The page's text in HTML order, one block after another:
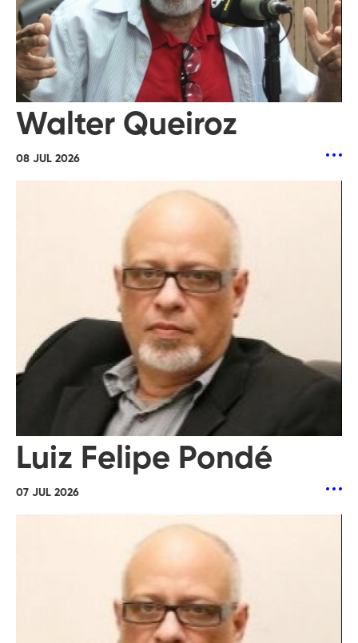
Walter Queiroz
08 JUL 2026
Luiz Felipe Pondé
07 JUL 2026